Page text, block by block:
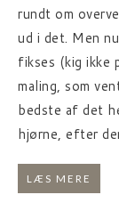
rundt om
ud i det. Men
fikses (kig ikke
maling, som
bedste af det
hjørne, efter
LÆS MERE